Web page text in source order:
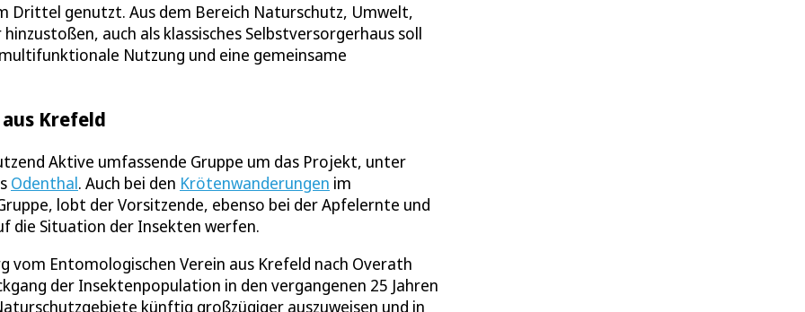
Drittel genutzt. Aus dem Bereich Naturschutz, Umwelt,
auch als klassisches Selbstversorgerhaus soll
Nutzung und eine gemeinsame
Krefeld
Aktive umfassende Gruppe um das Projekt, unter
Odenthal. Auch bei den Krötenwanderungen im
lobt der Vorsitzende, ebenso bei der Apfelernte und
die Situation der Insekten werfen.
Entomologischen Verein aus Krefeld nach Overath
der Insektenpopulation in den vergangenen 25 Jahren
künftig großzügiger auszuweisen und in